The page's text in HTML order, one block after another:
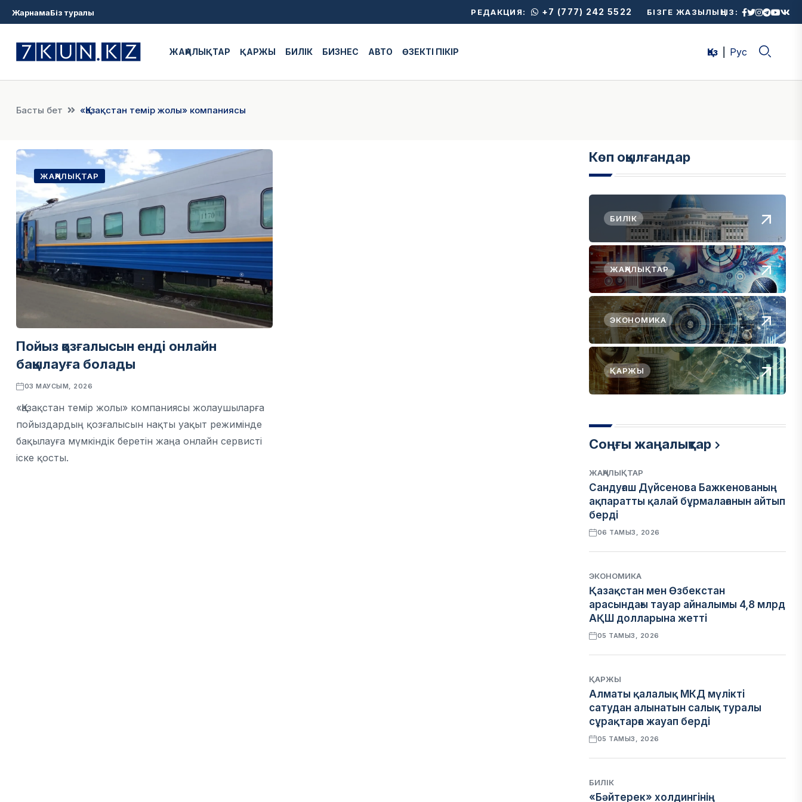
ЖарнамаБіз туралы РЕДАКЦИЯ: +7 (777) 242 5522 БІЗГЕ ЖАЗЫЛЫҢЫЗ:
ЖАҢАЛЫҚТАР ҚАРЖЫ БИЛІК БИЗНЕС АВТО ӨЗЕКТІ ПІКІР Қаз Рус
Басты бет «Қазақстан темір жолы» компаниясы
ЖАҢАЛЫҚТАР
Пойыз қозғалысын енді онлайн
бақылауға болады
03 МАУСЫМ, 2026
«Қазақстан темір жолы» компаниясы жолаушыларға
пойыздардың қозғалысын нақты уақыт режимінде
бақылауға мүмкіндік беретін жаңа онлайн сервисті
іске қосты.
Көп оқылғандар
БИЛІК
ЖАҢАЛЫҚТАР
ЭКОНОМИКА
ҚАРЖЫ
Соңғы жаңалықтар
ЖАҢАЛЫҚТАР
Сандуғаш Дүйсенова Бажкенованың
ақпаратты қалай бұрмалағанын айтып
берді
06 ТАМЫЗ, 2026
ЭКОНОМИКА
Қазақстан мен Өзбекстан
арасындағы тауар айналымы 4,8 млрд
АҚШ долларына жетті
05 ТАМЫЗ, 2026
ҚАРЖЫ
Алматы қалалық МКД мүлікті
сатудан алынатын салық туралы
сұрақтарға жауап берді
05 ТАМЫЗ, 2026
БИЛІК
«Бәйтерек» холдингінің